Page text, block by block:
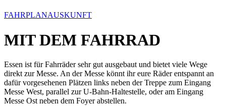
FAHRPLANAUSKUNFT
MIT DEM FAHRRAD
Essen ist für Fahrräder sehr gut ausgebaut und bietet viele Wege
direkt zur Messe. An der Messe könnt ihr eure Räder entspannt an
dafür vorgesehenen Plätzen links neben der Treppe zum Eingang
Messe West, parallel zur U-Bahn-Haltestelle, oder am Eingang
Messe Ost neben dem Foyer abstellen.